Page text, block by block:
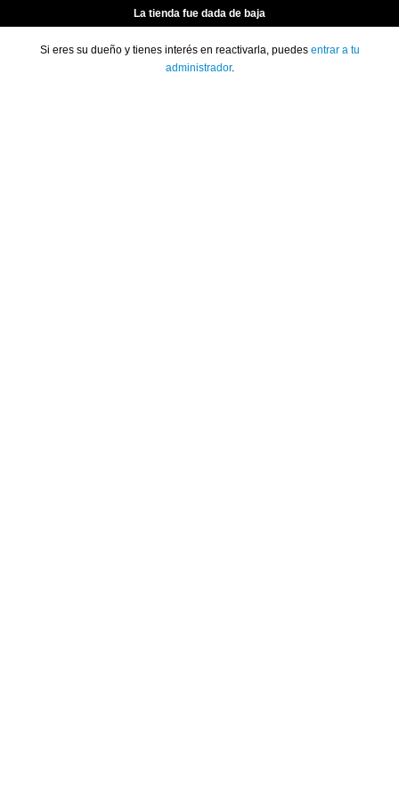
La tienda fue dada de baja
Si eres su dueño y tienes interés en reactivarla, puedes entrar a tu
administrador.